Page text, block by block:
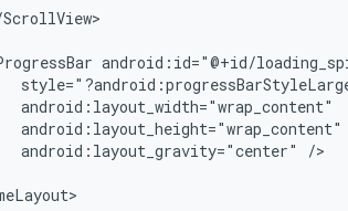
android:layout_gravity="center"
/>